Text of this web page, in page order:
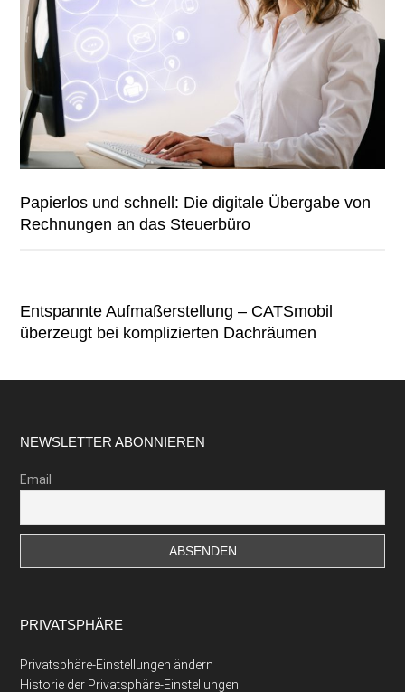
Papierlos und schnell: Die digitale Übergabe von
Rechnungen an das Steuerbüro
Entspannte Aufmaßerstellung – CATSmobil
überzeugt bei komplizierten Dachräumen
Footer
NEWSLETTER ABONNIEREN
Email
PRIVATSPHÄRE
Privatsphäre-Einstellungen ändern
Historie der Privatsphäre-Einstellungen